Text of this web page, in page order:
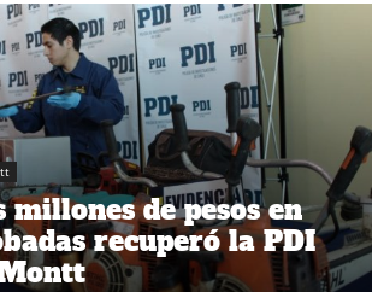
millones de pesos en
recuperó la PDI